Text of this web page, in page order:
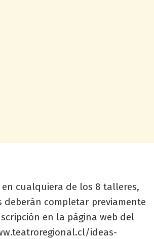
cualquiera de los 8 talleres,
deberán completar previamente
en la página web del
ideas-